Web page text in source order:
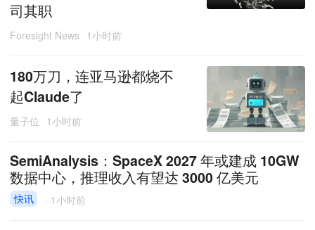
司其职
Foresight News 1小时前
180万刀，连亚马逊都烧不
起Claude了
量子位 1小时前
SemiAnalysis：SpaceX 2027 年或建成 10GW
数据中心，推理收入有望达 3000 亿美元
快讯 · 1小时前